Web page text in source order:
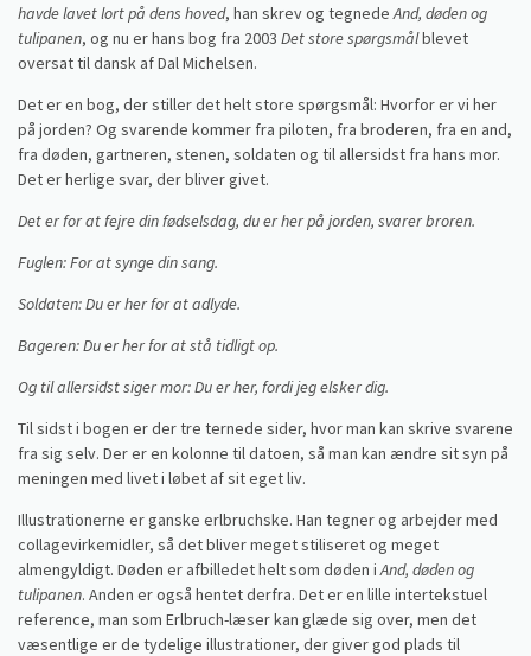
havde lavet lort på dens hoved, han skrev og tegnedeAnd, døden og
tulipanen, og nu er hans bog fra 2003 Det store spørgsmålblevet
oversat til dansk af Dal Michelsen.
Det er en bog, der stiller det helt store spørgsmål: Hvorfor er vi her
på jorden? Og svarende kommer fra piloten, fra broderen, fra en and,
fra døden, gartneren, stenen, soldaten og til allersidst fra hans mor.
Det er herlige svar, der bliver givet.
Det er for at fejre din fødselsdag, du er her på jorden, svarer broren.
Fuglen: For at synge din sang.
Soldaten: Du er her for at adlyde.
Bageren: Du er her for at stå tidligt op.
Og til allersidst siger mor: Duer her, fordi jeg elsker dig.
Til sidst i bogen er der tre ternede sider, hvor man kan skrive svarene
fra sig selv. Der er en kolonne til datoen, så man kan ændre sit syn på
meningen med livet i løbet af sit eget liv.
Illustrationerne er ganske erlbruchske. Han tegner og arbejder med
collagevirkemidler, så det bliver meget stiliseret og meget
almengyldigt. Døden er afbilledet helt som døden iAnd, døden og
tulipanen. Anden er også hentet derfra. Det er en lille intertekstuel
reference, man som Erlbruch-læser kan glæde sig over, men det
væsentlige er de tydelige illustrationer, der giver god plads til